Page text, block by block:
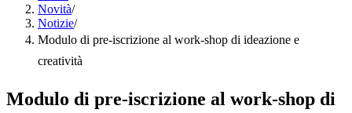
Novità/
Notizie/
Modulo di pre-iscrizione al work-shop di ideazione e
creatività
Modulo di pre-iscrizione al work-shop di